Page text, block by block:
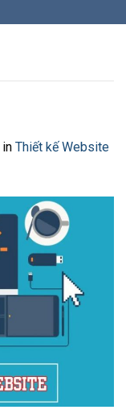
in Thiết kế Website